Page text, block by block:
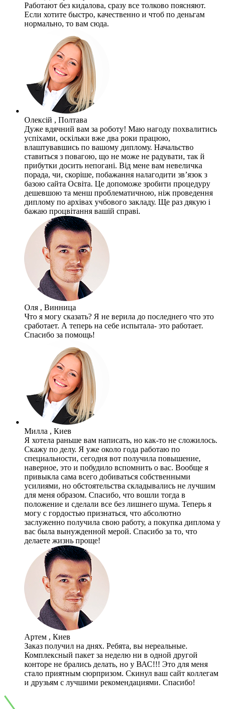
Работают без кидалова, сразу все толково поясняют.
Если хотите быстро, качественно и чтоб по деньгам
нормально, то вам сюда.
Олексій , Полтава
Дуже вдячний вам за роботу! Маю нагоду похвалитись
успіхами, оскільки вже два роки працюю,
влаштувавшись по вашому диплому. Начальство
ставиться з повагою, що не може не радувати, так й
прибутки досить непогані. Від мене вам невеличка
порада, чи, скоріше, побажання налагодити зв’язок з
базою сайта Освіта. Це допоможе зробити процедуру
дешевшою та менш проблематичною, ніж проведення
диплому по архівах учбового закладу. Ще раз дякую і
бажаю процвітання вашій справі.
Оля , Винница
Что я могу сказать? Я не верила до последнего что это
сработает. А теперь на себе испытала- это работает.
Спасибо за помощь!
Милла , Киев
Я хотела раньше вам написать, но как-то не сложилось.
Скажу по делу. Я уже около года работаю по
специальности, сегодня вот получила повышение,
наверное, это и побудило вспомнить о вас. Вообще я
привыкла сама всего добиваться собственными
усилиями, но обстоятельства складывались не лучшим
для меня образом. Спасибо, что вошли тогда в
положение и сделали все без лишнего шума. Теперь я
могу с гордостью признаться, что абсолютно
заслуженно получила свою работу, а покупка диплома у
вас была вынужденной мерой. Спасибо за то, что
делаете жизнь проще!
Артем , Киев
Заказ получил на днях. Ребята, вы нереальные.
Комплексный пакет за неделю ни в одной другой
конторе не брались делать, но у ВАС!!! Это для меня
стало приятным сюрпризом. Скинул ваш сайт коллегам
и друзьям с лучшими рекомендациями. Спасибо!